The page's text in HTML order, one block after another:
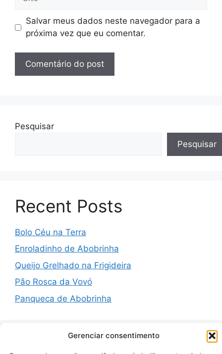
Gerenciar consentimento
Salvar meus dados neste navegador para a
próxima vez que eu comentar.
Pesquisar
Pesquisar
Recent Posts
Bolo Céu na Terra
Enroladinho de Abobrinha
Queijo Grelhado na Frigideira
Pão Rosca da Vovó
Panqueca de Abobrinha